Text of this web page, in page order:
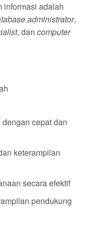
informasi adalah
administrator,
, dancomputer
cepat dan
keterampilan
secara efektif
pendukung